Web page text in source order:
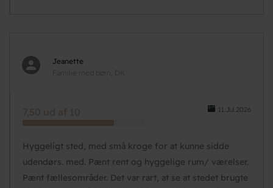
Jeanette
Familie med børn, DK
11.Jul.2026
7,50 ud af 10
Hyggeligt sted, med små kroge for at kunne sidde
udendørs. med. Pænt rent og hyggelige rum/ værelser.
Pænt fællesområder. Det var rart, at se at stedet brugte